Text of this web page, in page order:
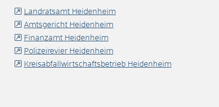
Landratsamt Heidenheim
Amtsgericht Heidenheim
Finanzamt Heidenheim
Polizeirevier Heidenheim
Kreisabfallwirtschaftsbetrieb Heidenheim